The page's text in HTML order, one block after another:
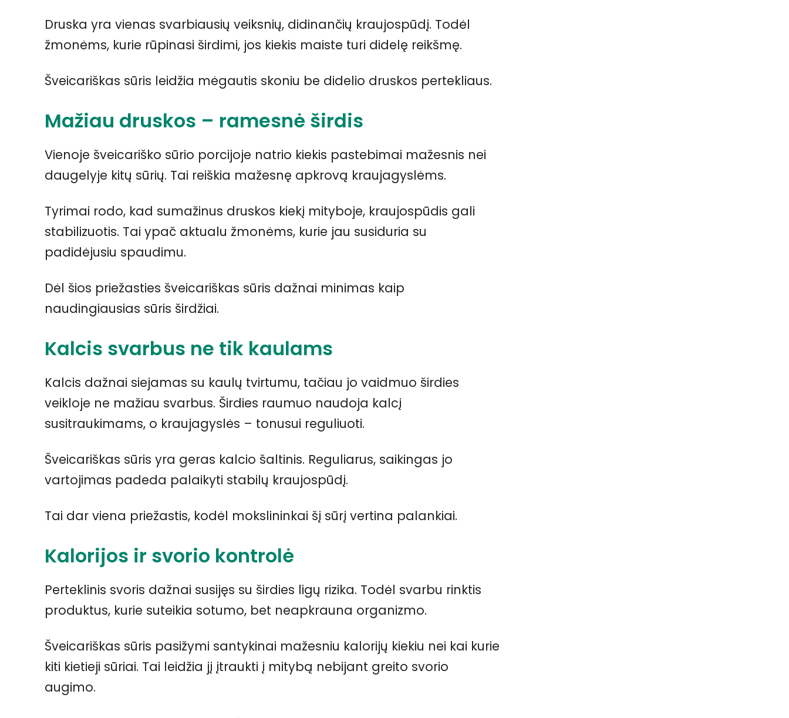
Druska yra vienas svarbiausių veiksnių, didinančių kraujospūdį. Todėl
žmonėms, kurie rūpinasi širdimi, jos kiekis maiste turi didelę reikšmę.
Šveicariškas sūris leidžia mėgautis skoniu be didelio druskos pertekliaus.
Mažiau druskos – ramesnė širdis
Vienoje šveicariško sūrio porcijoje natrio kiekis pastebimai mažesnis nei
daugelyje kitų sūrių. Tai reiškia mažesnę apkrovą kraujagyslėms.
Tyrimai rodo, kad sumažinus druskos kiekį mityboje, kraujospūdis gali
stabilizuotis. Tai ypač aktualu žmonėms, kurie jau susiduria su
padidėjusiu spaudimu.
Dėl šios priežasties šveicariškas sūris dažnai minimas kaip
naudingiausias sūris širdžiai.
Kalcis svarbus ne tik kaulams
Kalcis dažnai siejamas su kaulų tvirtumu, tačiau jo vaidmuo širdies
veikloje ne mažiau svarbus. Širdies raumuo naudoja kalcį
susitraukimams, o kraujagyslės – tonusui reguliuoti.
Šveicariškas sūris yra geras kalcio šaltinis. Reguliarus, saikingas jo
vartojimas padeda palaikyti stabilų kraujospūdį.
Tai dar viena priežastis, kodėl mokslininkai šį sūrį vertina palankiai.
Kalorijos ir svorio kontrolė
Perteklinis svoris dažnai susijęs su širdies ligų rizika. Todėl svarbu rinktis
produktus, kurie suteikia sotumo, bet neapkrauna organizmo.
Šveicariškas sūris pasižymi santykinai mažesniu kalorijų kiekiu nei kai kurie
kiti kietieji sūriai. Tai leidžia jį įtraukti į mitybą nebijant greito svorio
augimo.